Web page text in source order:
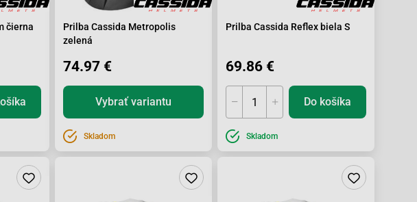
čierna
Prilba Cassida Metropolis
zelená
74.97 €
Vybrať variantu
Skladom
Prilba Cassida Reflex biela S
69.86 €
Do košíka
Skladom